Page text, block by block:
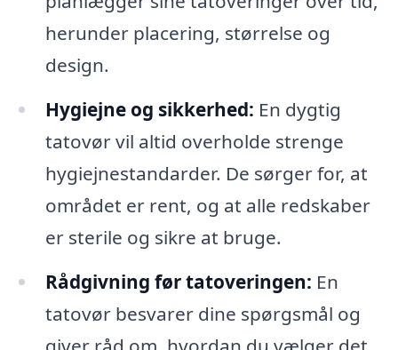
herunder placering, størrelse og
design.
Hygiejne og sikkerhed: En dygtig
tatovør vil altid overholde strenge
hygiejnestandarder. De sørger for, at
området er rent, og at alle redskaber
er sterile og sikre at bruge.
Rådgivning før tatoveringen: En
tatovør besvarer dine spørgsmål og